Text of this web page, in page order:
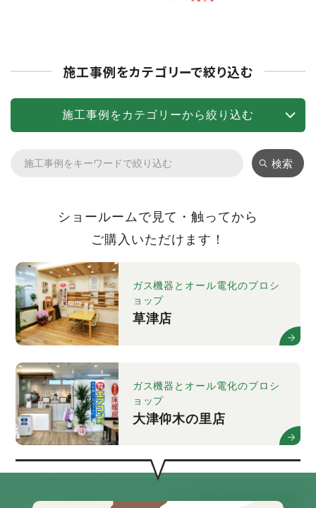
施工事例をカテゴリーで絞り込む
施工事例をカテゴリーから絞り込む
検索
ショールームで見て・触ってから
ご購入いただけます！
ガス機器とオール電化のプロシ
ョップ
草津店
ガス機器とオール電化のプロシ
ョップ
大津仰木の里店